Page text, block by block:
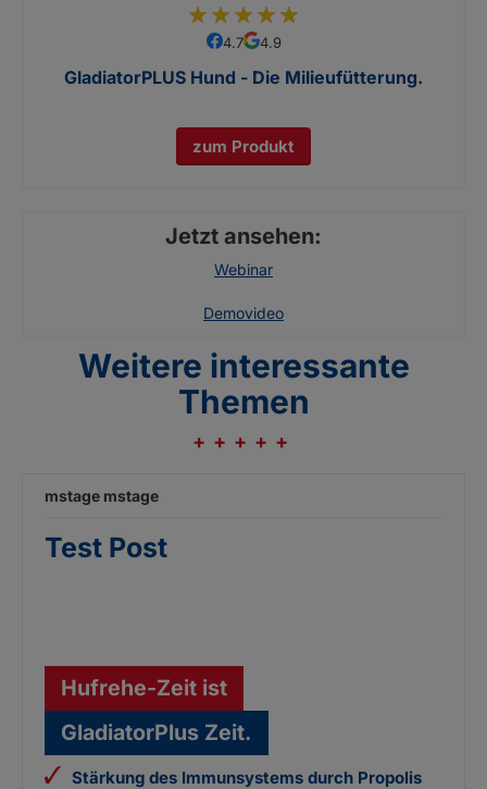
% of100
4.7 4.9
GladiatorPLUS Hund - Die Milieufütterung.
zum Produkt
Jetzt ansehen:
Webinar
Demovideo
Weitere interessante
Themen
mstage mstage
Test Post
Hufrehe-Zeit ist
GladiatorPlus Zeit.
Stärkung des Immunsystems durch Propolis